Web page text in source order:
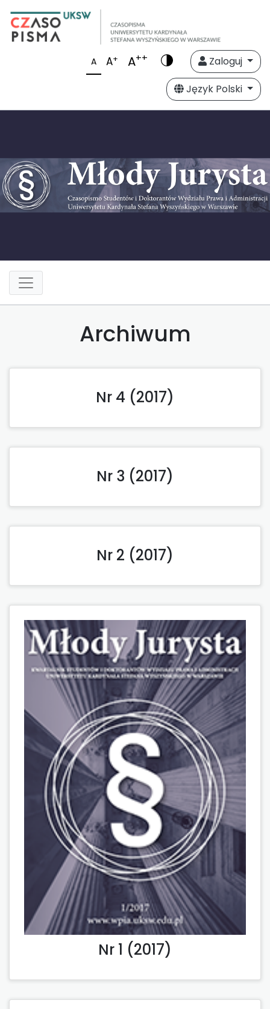
A A+ A++
Zaloguj
Język Polski
Archiwum
Nr 4 (2017)
Nr 3 (2017)
Nr 2 (2017)
Nr 1 (2017)